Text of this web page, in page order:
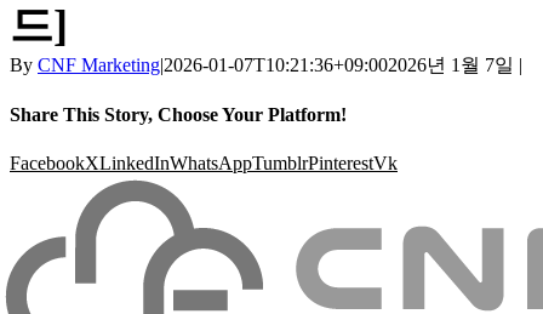
드]
By CNF Marketing|2026-01-07T10:21:36+09:002026년 1월 7일 |
Share This Story, Choose Your Platform!
FacebookXLinkedInWhatsAppTumblrPinterestVk